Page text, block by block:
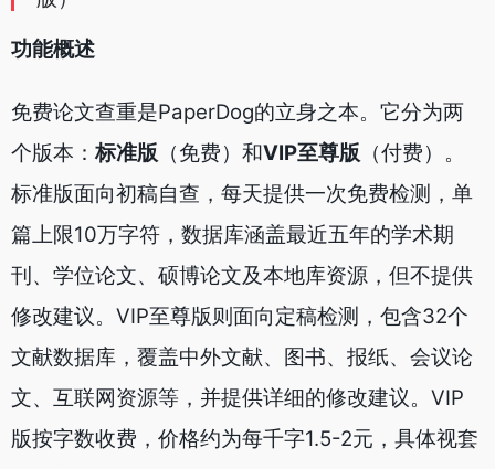
功能概述
免费论文查重是PaperDog的立身之本。它分为两
个版本：标准版 （免费）和VIP至尊版 （付费）。
标准版面向初稿自查，每天提供一次免费检测，单
篇上限10万字符，数据库涵盖最近五年的学术期
刊、学位论文、硕博论文及本地库资源，但不提供
修改建议。VIP至尊版则面向定稿检测，包含32个
文献数据库，覆盖中外文献、图书、报纸、会议论
文、互联网资源等，并提供详细的修改建议。VIP
版按字数收费，价格约为每千字1.5-2元，具体视套